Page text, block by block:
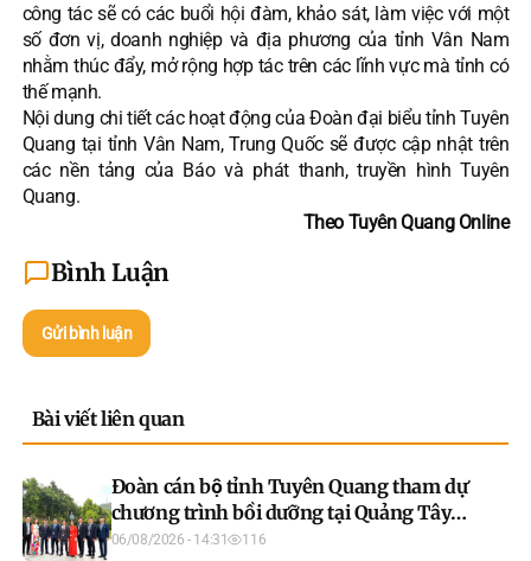
công tác sẽ có các buổi hội đàm, khảo sát, làm việc với một
số đơn vị, doanh nghiệp và địa phương của tỉnh Vân Nam
nhằm thúc đẩy, mở rộng hợp tác trên các lĩnh vực mà tỉnh có
thế mạnh.
Nội dung chi tiết các hoạt động của Đoàn đại biểu tỉnh Tuyên
Quang tại tỉnh Vân Nam, Trung Quốc sẽ được cập nhật trên
các nền tảng của Báo và phát thanh, truyền hình Tuyên
Quang.
Theo Tuyên Quang Online
Bình Luận
Gửi bình luận
Bài viết liên quan
Đoàn cán bộ tỉnh Tuyên Quang tham dự
chương trình bồi dưỡng tại Quảng Tây
(Trung Quốc).
06/08/2026 - 14:31 116